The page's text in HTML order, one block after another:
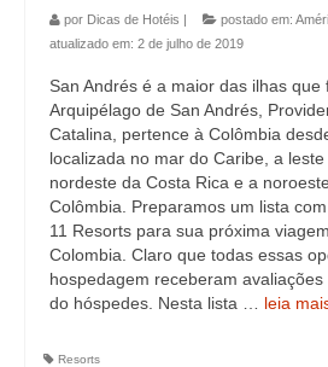
por Dicas de Hotéis | postado em:
atualizado em: 2 de julho de 2019
San Andrés é a maior das ilhas
Arquipélago de San Andrés,
Catalina, pertence à Colômbia
localizada no mar do Caribe, a
nordeste da Costa Rica e a
Colômbia. Preparamos um lista
11 Resorts para sua próxima
Colombia. Claro que todas essas
hospedagem receberam
do hóspedes. Nesta lista … leia
Resorts